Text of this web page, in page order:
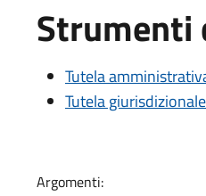
Strumenti
Tutela
Tutela giurisdizionale
Argomenti: